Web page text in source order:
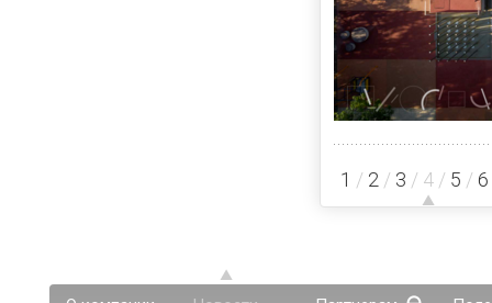
1 / 2 / 3 / 4 / 5 / 6